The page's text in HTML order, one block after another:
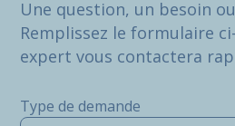
Une question, un besoin
Remplissez le formulaire
expert vous contactera
Type de demande